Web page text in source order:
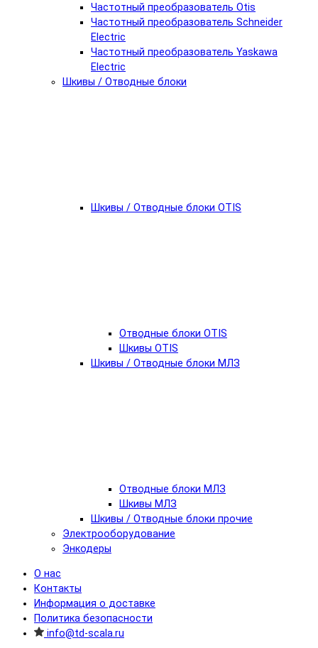
Частотный преобразователь Otis
Частотный преобразователь Schneider
Electric
Частотный преобразователь Yaskawa
Electric
Шкивы / Отводные блоки
Шкивы / Отводные блоки OTIS
Отводные блоки OTIS
Шкивы OTIS
Шкивы / Отводные блоки МЛЗ
Отводные блоки МЛЗ
Шкивы МЛЗ
Шкивы / Отводные блоки прочие
Электрооборудование
Энкодеры
О нас
Контакты
Информация о доставке
Политика безопасности
info@td-scala.ru